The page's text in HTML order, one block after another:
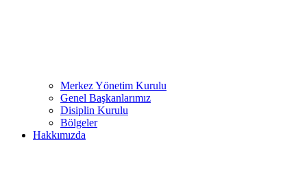
Merkez Yönetim Kurulu
Genel Başkanlarımız
Disiplin Kurulu
Bölgeler
Hakkımızda